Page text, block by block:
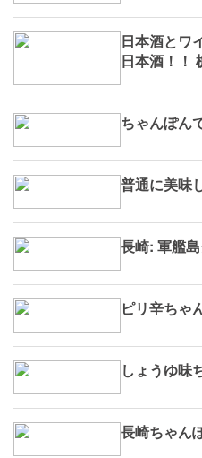
日本酒とワ
日本酒！！
ちゃんぽん
普通に美味
長崎: 軍艦
ピリ辛ちゃ
しょうゆ味
長崎ちゃん